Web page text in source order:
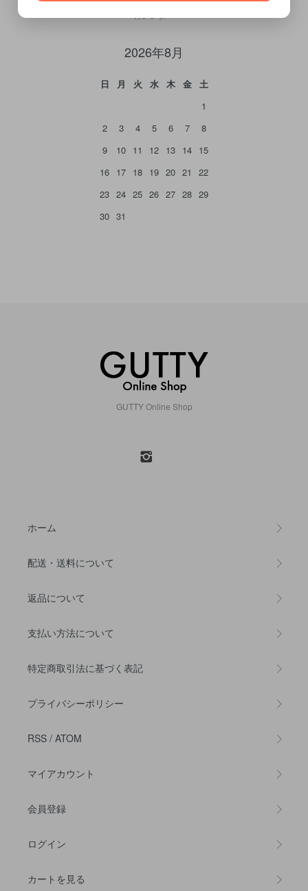
2026年8月
日 月 火 水 木 金
土
1
2
3 4 5 6 7
8
9
10 11 12 13 14 15
16 17 18 19 20 21
22
23 24 25 26 27 28 29
30 31
GUTTY Online Shop
ホーム
配送・送料について
返品について
支払い方法について
特定商取引法に基づく表記
プライバシーポリシー
RSS / ATOM
マイアカウント
会員登録
ログイン
カートを見る